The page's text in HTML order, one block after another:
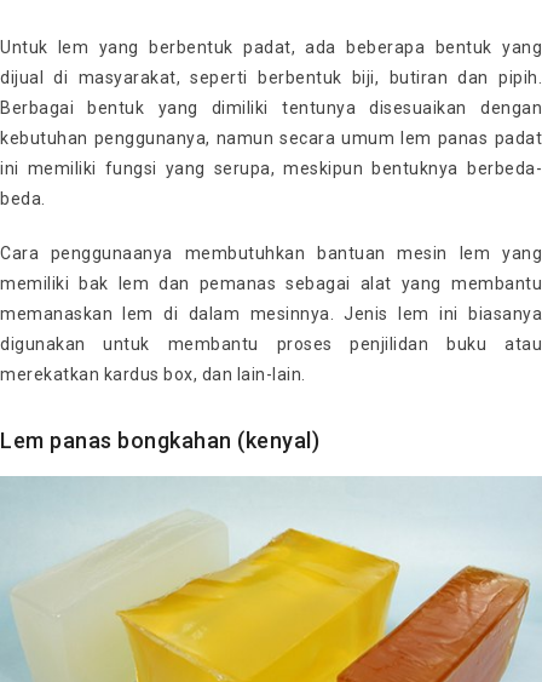
Untuk lem yang berbentuk padat, ada beberapa bentuk yang
dijual di masyarakat, seperti berbentuk biji, butiran dan pipih.
Berbagai bentuk yang dimiliki tentunya disesuaikan dengan
kebutuhan penggunanya, namun secara umum lem panas padat
ini memiliki fungsi yang serupa, meskipun bentuknya berbeda-
beda.
Cara penggunaanya membutuhkan bantuan mesin lem yang
memiliki bak lem dan pemanas sebagai alat yang membantu
memanaskan lem di dalam mesinnya. Jenis lem ini biasanya
digunakan untuk membantu proses penjilidan buku atau
merekatkan kardus box, dan lain-lain.
Lem panas bongkahan (kenyal)